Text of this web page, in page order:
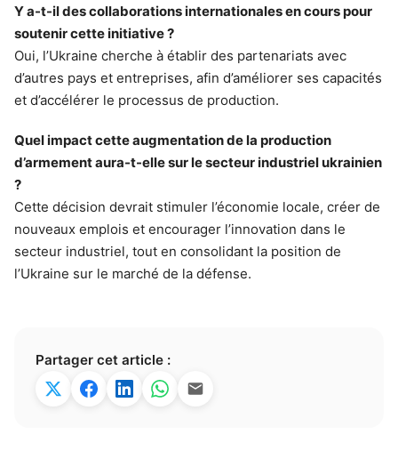
Y a-t-il des collaborations internationales en cours pour
soutenir cette initiative ?
Oui, l’Ukraine cherche à établir des partenariats avec
d’autres pays et entreprises, afin d’améliorer ses capacités
et d’accélérer le processus de production.
Quel impact cette augmentation de la production
d’armement aura-t-elle sur le secteur industriel ukrainien
?
Cette décision devrait stimuler l’économie locale, créer de
nouveaux emplois et encourager l’innovation dans le
secteur industriel, tout en consolidant la position de
l’Ukraine sur le marché de la défense.
Partager cet article :